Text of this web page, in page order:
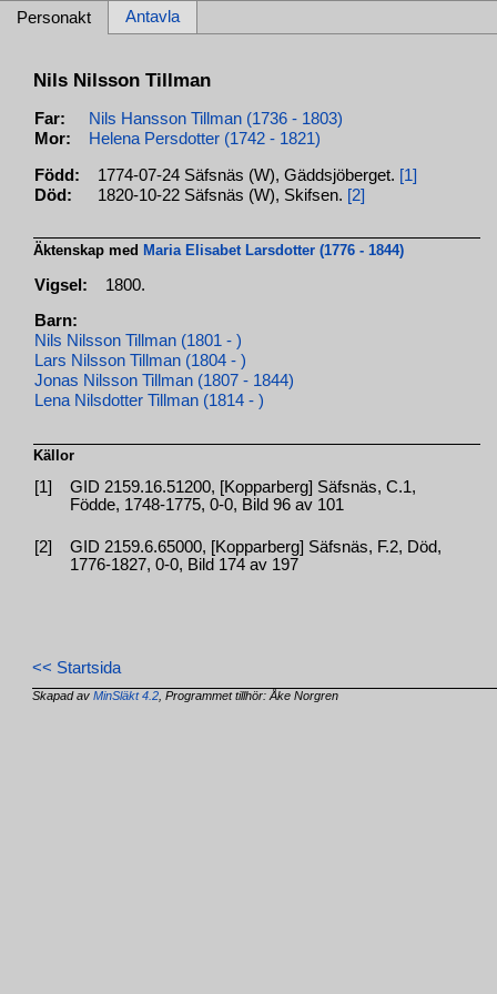
Personakt Antavla
Nils Nilsson Tillman
Far:
Nils Hansson Tillman (1736 - 1803)
Mor:
Helena Persdotter (1742 - 1821)
Född: 1774-07-24 Säfsnäs (W), Gäddsjöberget. [1]
Död:
1820-10-22 Säfsnäs (W), Skifsen. [2]
Äktenskap med Maria Elisabet Larsdotter (1776 - 1844)
Vigsel: 1800.
Barn:
Nils Nilsson Tillman (1801 - )
Lars Nilsson Tillman (1804 - )
Jonas Nilsson Tillman (1807 - 1844)
Lena Nilsdotter Tillman (1814 - )
Källor
[1]
GID 2159.16.51200, [Kopparberg] Säfsnäs, C.1,
Födde, 1748-1775, 0-0, Bild 96 av 101
[2]
GID 2159.6.65000, [Kopparberg] Säfsnäs, F.2, Död,
1776-1827, 0-0, Bild 174 av 197
<< Startsida
Skapad avMinSläkt 4.2 , Programmet tillhör: Åke Norgren